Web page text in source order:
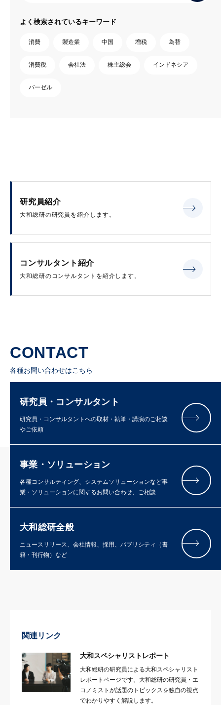
よく検索されているキーワード
消費 製造業 中国 増税 為替
消費税 会社法 株主総会 インドネシア
バーゼル
研究員紹介
大和総研の研究員を紹介します。
コンサルタント紹介
大和総研のコンサルタントを紹介します。
CONTACT
各種お問い合わせはこちら
研究員・コンサルタント
研究員・コンサルタントへの取材・執筆・講演のご相談
やご依頼
事業・ソリューション
各種コンサルティング、システムソリューションなど事
業・ソリューションに関するお問い合わせ、ご相談
大和総研全般
ニュースリリース、会社情報、採用、パブリシティ（書
籍・刊行物）など
関連リンク
大和スペシャリストレポート
大和総研の研究員による大和スペシャリスト
レポートページです。大和総研の研究員・エ
コノミストが話題のトピックスを独自の視点
でわかりやすく解説します。